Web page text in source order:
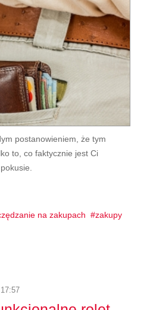
postanowieniem, że tym
to, co faktycznie jest Ci
na zakupach
zakupy